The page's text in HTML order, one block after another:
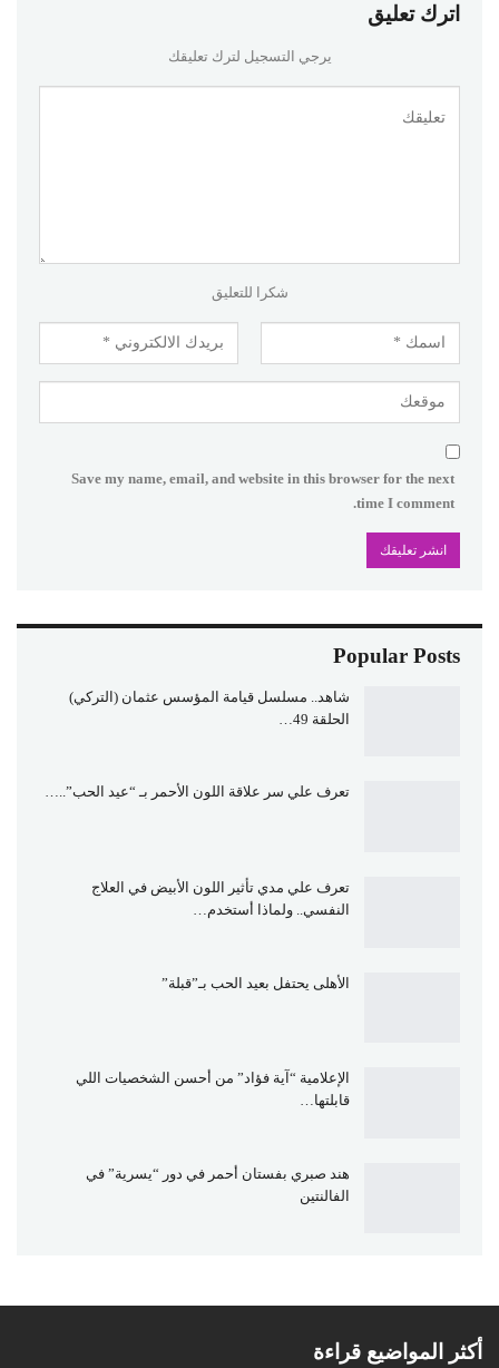
اترك تعليق
يرجي التسجيل لترك تعليقك
شكرا للتعليق
Save my name, email, and website in this browser for the next
time I comment.
Popular Posts
شاهد.. مسلسل قيامة المؤسس عثمان (التركي)
الحلقة 49…
تعرف علي سر علاقة اللون الأحمر بـ “عيد الحب”..…
تعرف علي مدي تأثير اللون الأبيض في العلاج
النفسي.. ولماذا أستخدم…
الأهلى يحتفل بعيد الحب بـ”قبلة”
الإعلامية “آية فؤاد” من أحسن الشخصيات اللي
قابلتها…
هند صبري بفستان أحمر في دور “يسرية” في
الفالنتين
أكثر المواضيع قراءة